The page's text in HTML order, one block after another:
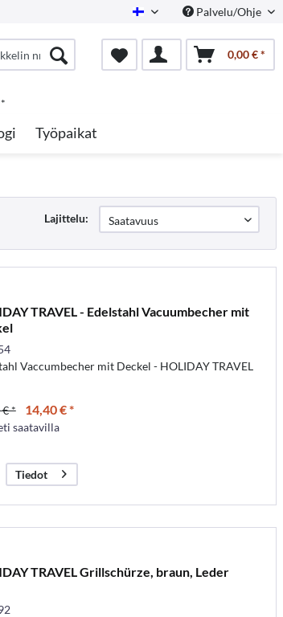
Finnish Palvelu/Ohje
0,00 € *
Työpaikat
Lajittelu:
TRAVEL - Edelstahl Vacuumbecher mit
Vaccumbecher mit Deckel - HOLIDAY TRAVEL
€ * 14,40 € *
saatavilla
Tiedot
TRAVEL Grillschürze, braun, Leder